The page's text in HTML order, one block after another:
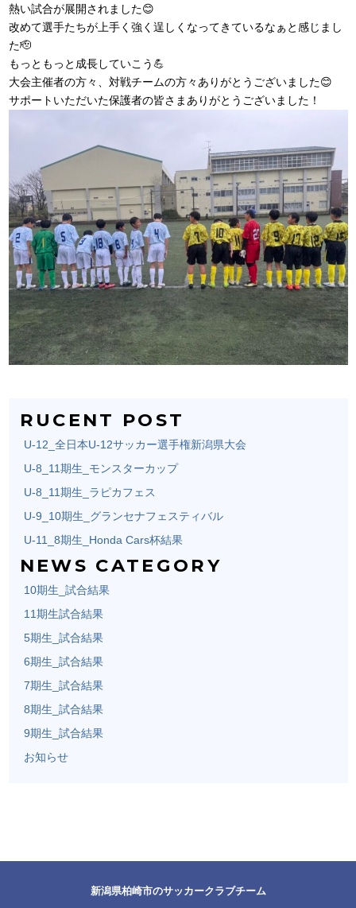
熱い試合が展開されました😊
改めて選手たちが上手く強く逞しくなってきているなぁと感じまし
た🫡
もっともっと成長していこう💪
大会主催者の方々、対戦チームの方々ありがとうございました😊
サポートいただいた保護者の皆さまありがとうございました！
RUCENT POST
U-12_全日本U-12サッカー選手権新潟県大会
U-8_11期生_モンスターカップ
U-8_11期生_ラピカフェス
U-9_10期生_グランセナフェスティバル
U-11_8期生_Honda Cars杯結果
NEWS CATEGORY
10期生_試合結果
11期生試合結果
5期生_試合結果
6期生_試合結果
7期生_試合結果
8期生_試合結果
9期生_試合結果
お知らせ
新潟県柏崎市のサッカークラブチーム